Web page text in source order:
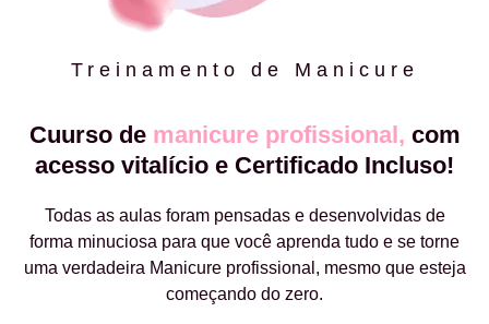
Treinamento de Manicure
Cuurso de manicure profissional, com
acesso vitalício e Certificado Incluso!
Todas as aulas foram pensadas e desenvolvidas de
forma minuciosa para que você aprenda tudo e se torne
uma verdadeira Manicure profissional, mesmo que esteja
começando do zero.